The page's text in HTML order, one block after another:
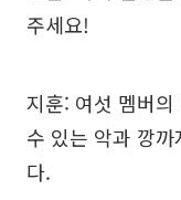
주세요!
지훈: 여섯 멤버
수 있는 악과 깡
다.